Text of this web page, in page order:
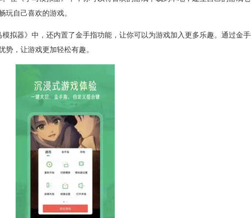
玩自己喜欢的游戏。
拟器》中，还内置了金手指功能，让你可以为游戏加入更多乐趣。通过金
，让游戏更加轻松有趣。